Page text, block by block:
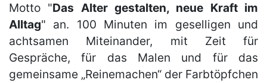
Motto "Das Alter gestalten, neue Kraft im
Alltag" an. 100 Minuten im geselligen und
achtsamen Miteinander, mit Zeit für
Gespräche, für das Malen und für das
gemeinsame „Reinemachen“ der Farbtöpfchen